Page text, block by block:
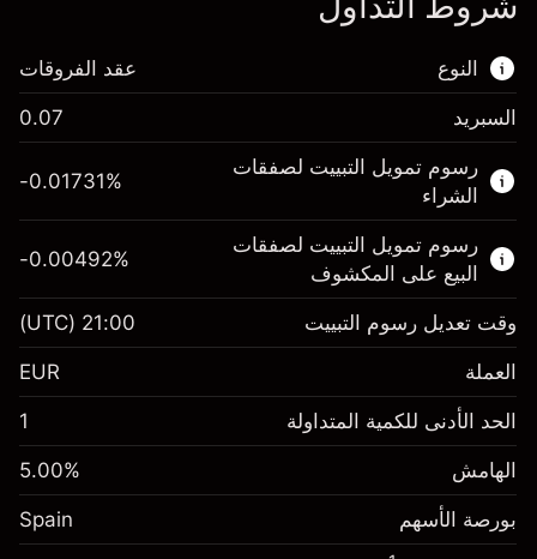
النوع
هذا السوق المالي متاح للتداول من خلال عقود
الفروقات.
اعرف المزيد عن:
عقود الفروقات
عقد الفروقات
السبريد 0.07
رسوم تمويل التبييت لصفقات
الشراء
€1,000.00
رسوم التبييت
الرسوم من قيمة الصفقة الكاملة
%
(-€3.46)
حجم الصفقة بالرافعة المالية ~€20,000.00
الأموال من الرافعة المالية ~ دولار
-0.01731%
رسوم تمويل التبييت لصفقات
البيع على المكشوف
الهامش. استثمارك €1,000.00
رسوم التبييت
-0.004915
%
-0.00492%
وقت تعديل رسوم التبييت 21:00
(UTC)
العملة EUR
الحد الأدنى للكمية المتداولة 1
الهامش 5.00%
بورصة الأسهم Spain